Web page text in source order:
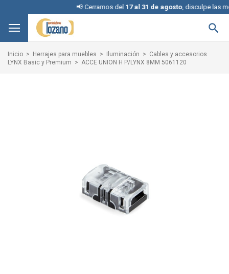
📢 Cerramos del17 al 31 de agosto, disculpe las

Inicio Herrajes para muebles Iluminación
Cables y accesorios
LYNX Basic y Premium
ACCE UNION H P/LYNX 8MM 5061120